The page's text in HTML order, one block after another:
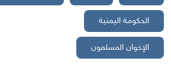
الحكومة اليمنية
الإخوان المسلمون